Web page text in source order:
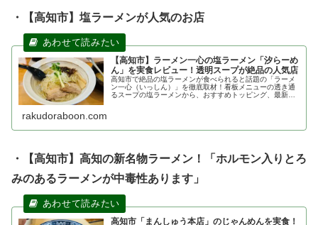
・【高知市】塩ラーメンが人気のお店
【高知市】ラーメン一心の塩ラーメン「汐らーめ
ん」を実食レビュー！透明スープが絶品の人気店
高知市で絶品の塩ラーメンが食べられると話題の「ラーメ
ン一心（いっしん）」を徹底取材！看板メニューの透き通
るスープの塩ラーメンから、おすすめトッピング、最新メ
rakudoraboon.com
・【高知市】高知の新名物ラーメン！「ホルモン入りとろ
みのあるラーメンが中毒性あります」
高知市「まんしゅう本店」のじゃんめんを実食！